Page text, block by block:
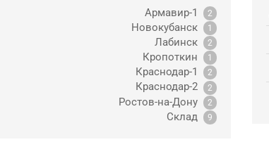
Армавир-1 2
Новокубанск 1
Лабинск 2
Кропоткин 1
Краснодар-1 2
Краснодар-2 2
Ростов-на-Дону 2
Склад 9